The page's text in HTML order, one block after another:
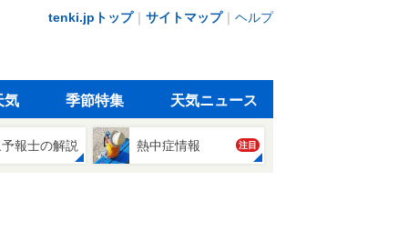
tenki.jpトップ｜ サイトマップ｜ ヘルプ
気 季節特集 天気ニュース
報士の解説 熱中症情報 注目